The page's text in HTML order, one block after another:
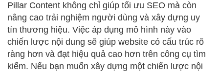
Pillar Content không chỉ giúp tối ưu SEO mà còn
nâng cao trải nghiệm người dùng và xây dựng uy
tín thương hiệu. Việc áp dụng mô hình này vào
chiến lược nội dung sẽ giúp website có cấu trúc rõ
ràng hơn và đạt hiệu quả cao hơn trên công cụ tìm
kiếm. Nếu bạn muốn xây dựng một chiến lược nội